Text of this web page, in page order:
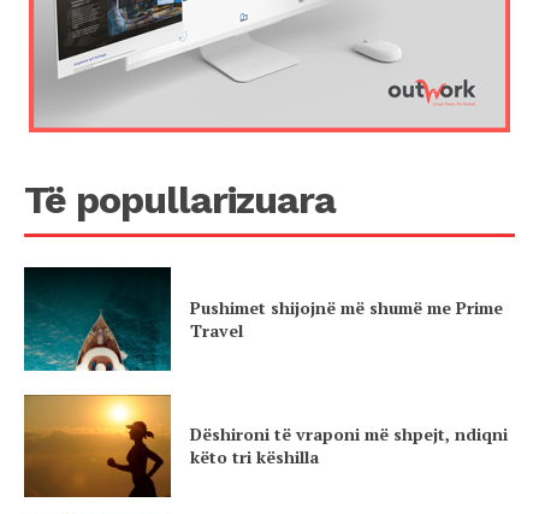
Të popullarizuara
Pushimet shijojnë më shumë me Prime
Travel
Dëshironi të vraponi më shpejt, ndiqni
këto tri këshilla